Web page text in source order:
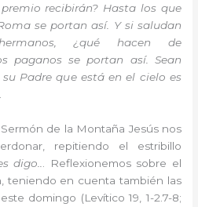
recibirán? Hasta los que
se portan así. Y si saludan
¿qué hacen de
paganos se portan así. Sean
Padre que está en el cielo es
de la Montaña Jesús nos
repitiendo el estribillo
digo..
. Reflexionemos sobre el
teniendo en cuenta también las
domingo (Levítico 19, 1-2.7-8;